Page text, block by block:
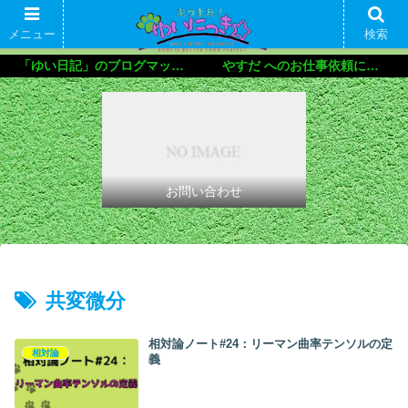
「ゆい日記」のブログマップ🌝 やすだ へのお仕事依頼について
お問い合わせ
共変微分
相対論
相対論ノート#24：リーマン曲率テンソルの定
義
メニュー 検索